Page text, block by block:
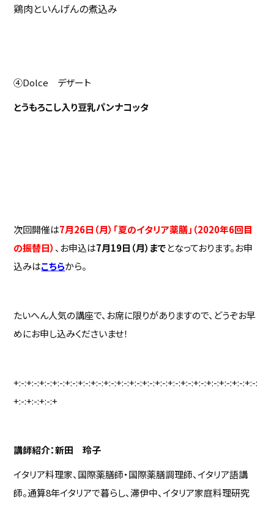
鶏肉といんげんの煮込み
④Dolce デザート
とうもろこし入り豆乳パンナコッタ
次回開催は7月26日（月）「夏のイタリア薬膳」（2020年6回目
の振替日） 、お申込は7月19日（月）までとなっております。お申
込みはこちらから。
たいへん人気の講座で、お席に限りがありますので、どうぞお早
めにお申し込みくださいませ！
+:-:+:-:+:-:+:-:+:-:+:-:+:-:+:-:+:-:+:-:+:-:+:-:+:-:+:-:+:-:+:-:+:-:+:-:+:-:
+:-:+:-:+:-:+
講師紹介：新田 玲子
イタリア料理家、国際薬膳師・国際薬膳調理師、イタリア語講
師。通算8年イタリアで暮らし、滞伊中、イタリア家庭料理研究